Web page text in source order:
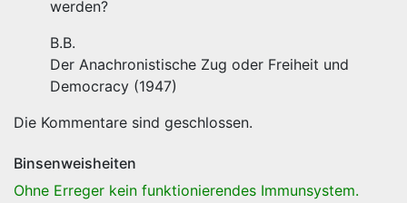
werden?
B.B.
Der Anachronistische Zug oder Freiheit und
Democracy (1947)
Die Kommentare sind geschlossen.
Binsenweisheiten
Ohne Erreger kein funktionierendes Immunsystem.